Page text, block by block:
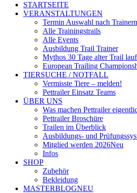
STARTSEITE
VERANSTALTUNGEN
Termin Auswahl nach Trainern
Alle Trainingstrails
Alle Events
Ausbildung Trail Trainer
Mythos 30 Tage alter Trail
European Trailing
TIERSUCHE / NOTFALL
Vermisste Tiere – melden!
Pettrailer Einsatz Teams
ÜBER UNS
Was machen Pettrailer
Pettrailer Broschüre
Trailen im Überblick
Ausbildungs- und
Mitglied werden 2026Neu
Infos
SHOP
Zubehör
Bekleidung
MASTERBLOGNEU